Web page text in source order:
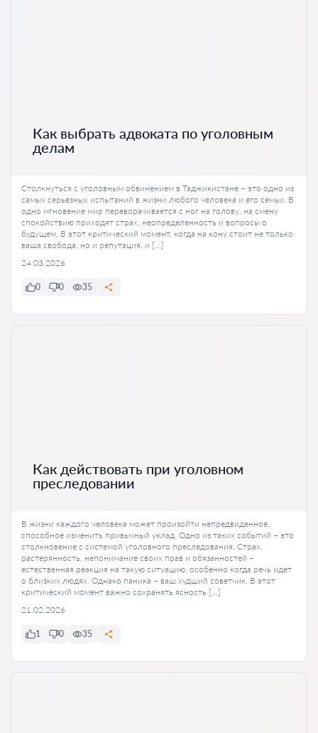
Как выбрать адвоката по уголовным
делам
Столкнуться с уголовным обвинением в Таджикистане – это одно из
самых серьезных испытаний в жизни любого человека и его семьи. В
одно мгновение мир переворачивается с ног на голову, на смену
спокойствию приходят страх, неопределенность и вопросы о
будущем. В этот критический момент, когда на кону стоит не только
ваша свобода, но и репутация, и […]
24.03.2026
0 0 35
Как действовать при уголовном
преследовании
В жизни каждого человека может произойти непредвиденное,
способное изменить привычный уклад. Одно из таких событий – это
столкновение с системой уголовного преследования. Страх,
растерянность, непонимание своих прав и обязанностей –
естественная реакция на такую ситуацию, особенно когда речь идет
о близких людях. Однако паника – ваш худший советчик. В этот
критический момент важно сохранять ясность […]
21.02.2026
1 0 35